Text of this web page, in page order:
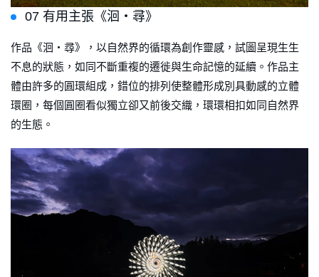
07 有用主張《洄・尋》
作品《洄・尋》，以自然界的循環為創作靈感，試圖呈現生生
不息的狀態，如同不斷重複的遷徙與生命記憶的延續。作品主
體由許多的圓環組成，錯位的排列使整體形成別具動感的立體
環圈，每個圓圈看似獨立卻又前後交織，環環相扣如同自然界
的生態。